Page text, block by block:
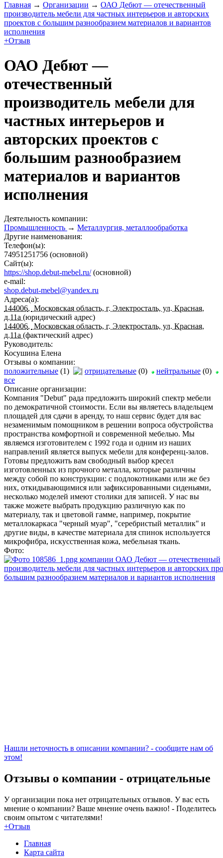
Главная → Организации → ОАО Дебют — отечественный
производитель мебели для частных интерьеров и авторских
проектов с большим разнообразием материалов и вариантов
исполнения
+Отзыв
ОАО Дебют —
отечественный
производитель мебели для
частных интерьеров и
авторских проектов с
большим разнообразием
материалов и вариантов
исполнения
Деятельность компании:
Промышленность → Металлургия, металлообработка
Другие наименования:
Телефон(ы):
74951251756 (основной)
Сайт(ы):
https://shop.debut-mebel.ru/(основной)
e-mail:
shop.debut-mebel@yandex.ru
Адреса(а):
144006, Московская область, г. Электросталь, ул. Красная,
д.11а (юридический адрес)
144006, Московская область, г. Электросталь, ул. Красная,
д.11а (фактический адрес)
Руководитель:
Косушина Елена
Отзывы о компании:
положительные (1) отрицательные (0) нейтральные (0)
все
Описание организации:
Компания "Debut" рада предложить широкий спектр мебели
по демократичной стоимости. Если вы являетесь владельцем
площадей для сдачи в аренду, то наш сервис будет для вас
незаменимым помощником в решении вопроса обустройства
пространства комфортной и современной мебелью. Мы
являемся изготовителем с 1992 года и одним из наших
направлений является выпуск мебели для конференц-залов.
Готовы предложить вам свободный выбор кресел
изготовленных из прочного металла, которые различны
между собой по конструкции: с подлокотниками или же без
них, откидывающимися или зафиксированными сиденьями,
несколько моделей имеют столики для записей. У нас вы
также можете выбрать продукцию различную как по
материалу, так и цветовой гамме, например, покрытие
металлокаркаса "черный муар", "серебристый металлик" и
другие виды, в качестве материала для спинок используется
микрофибра, искусственная кожа, мебельная ткань.
Фото:
Нашли неточность в описании компании? - сообщите нам об
этом!
Отзывы о компании - отрицательные
У организации пока нет отрицательных отзывов. У вас есть
мнение о компании? Ваше мнение очень важно! - Поделитесь
своим опытом с читателями!
+Отзыв
Главная
Карта сайта